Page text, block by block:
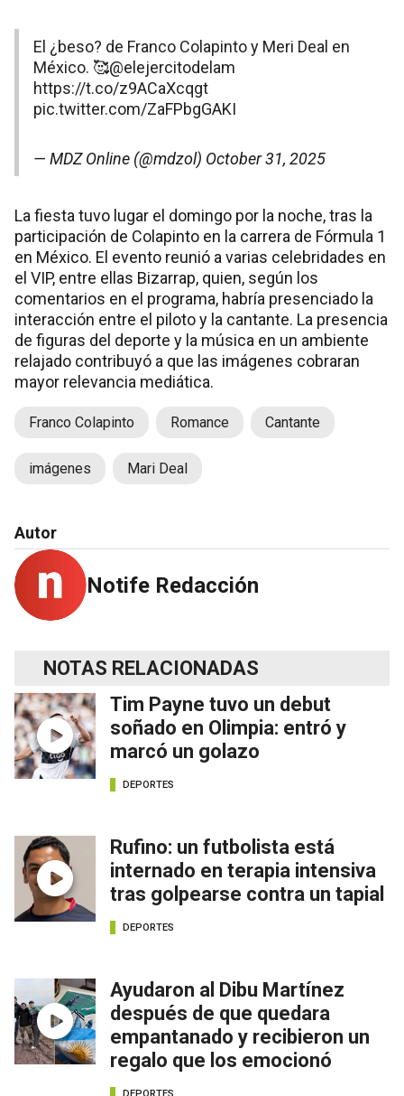
El ¿beso? de Franco Colapinto y Meri Deal en
México. 🥰@elejercitodelam
https://t.co/z9ACaXcqgt
pic.twitter.com/ZaFPbgGAKI
— MDZ Online (@mdzol) October 31, 2025
La fiesta tuvo lugar el domingo por la noche, tras la
participación de Colapinto en la carrera de Fórmula 1
en México. El evento reunió a varias celebridades en
el VIP, entre ellas Bizarrap, quien, según los
comentarios en el programa, habría presenciado la
interacción entre el piloto y la cantante. La presencia
de figuras del deporte y la música en un ambiente
relajado contribuyó a que las imágenes cobraran
mayor relevancia mediática.
Franco Colapinto Romance Cantante
imágenes Mari Deal
Autor
Notife Redacción
NOTAS RELACIONADAS
Tim Payne tuvo un debut
soñado en Olimpia: entró y
marcó un golazo
DEPORTES
Rufino: un futbolista está
internado en terapia intensiva
tras golpearse contra un tapial
DEPORTES
Ayudaron al Dibu Martínez
después de que quedara
empantanado y recibieron un
regalo que los emocionó